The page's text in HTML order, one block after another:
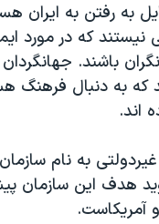
رفتن به ايران
نيستند که در مورد
باشند.
که به دنبال فرهنگ
اند.
به نام
هدف اين سازمان
آمريکاست.